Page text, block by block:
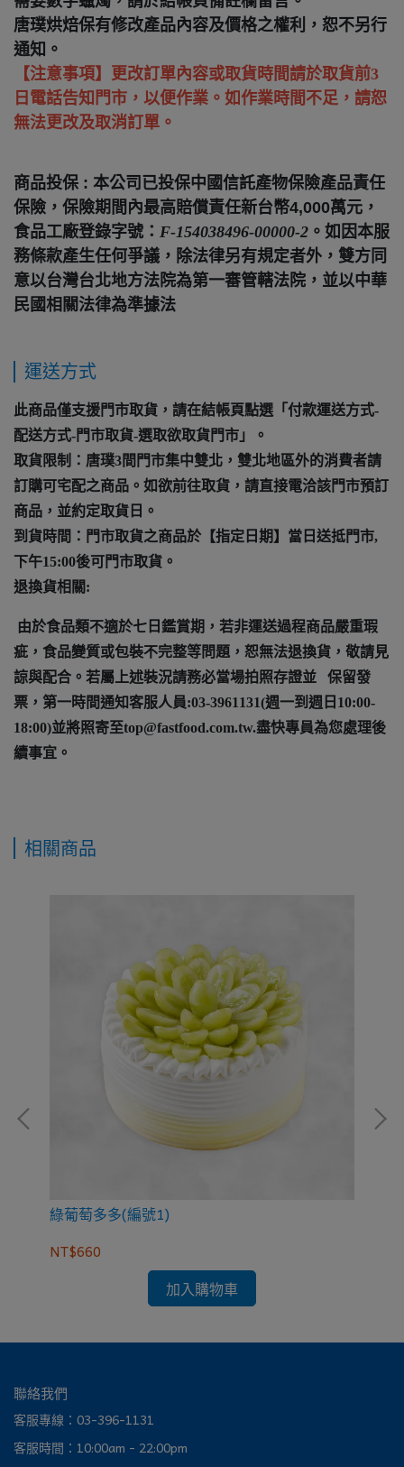
唐璞烘焙保有修改產品內容及價格之權利，恕不另行
通知。
【注意事項】更改訂單內容或取貨時間請於取貨前3
日電話告知門市，以便作業。如作業時間不足，請恕
無法更改及取消訂單。
商品投保 : 本公司已投保中國信託產物保險產品責任
保險，保險期間內最高賠償責任新台幣4,000萬元，
食品工廠登錄字號： F-154038496-00000-2 。如因本服
務條款產生任何爭議，除法律另有規定者外，雙方同
意以台灣台北地方法院為第一審管轄法院，並以中華
民國相關法律為準據法
運送方式
此商品僅支援門市取貨，請在結帳頁點選「付款運送方式-
配送方式-門市取貨-選取欲取貨門市」。
取貨限制：唐璞3間門市集中雙北，雙北地區外的消費者請
訂購可宅配之商品。如欲前往取貨，請直接電洽該門市預訂
商品，並約定取貨日。
到貨時間：門市取貨之商品於【指定日期】當日送抵門市,
下午15:00後可門市取貨。
退換貨相關:
由於食品類不適於七日鑑賞期，若非運送過程商品嚴重瑕
疵，食品變質或包裝不完整等問題，恕無法退換貨，敬請見
諒與配合。若屬上述裝況請務必當場拍照存證並 保留發
票，第一時間通知客服人員:03-3961131(週一到週日10:00-
18:00)並將照寄至top@fastfood.com.tw.盡快專員為您處理後
續事宜。
相關商品
綠葡萄多多(編號1)
NT$660
加入購物車
聯絡我們
客服專線：03-396-1131
客服時間：10:00am - 22:00pm